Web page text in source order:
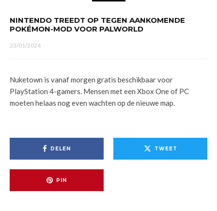
NINTENDO TREEDT OP TEGEN AANKOMENDE
POKÉMON-MOD VOOR PALWORLD
23/01/2024
Nuketown is vanaf morgen gratis beschikbaar voor
PlayStation 4-gamers. Mensen met een Xbox One of PC
moeten helaas nog even wachten op de nieuwe map.
DELEN TWEET
PIN